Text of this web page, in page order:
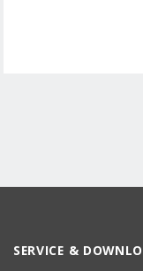
SERVICE &